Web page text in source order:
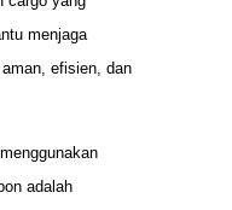
menjaga
efisien, dan
adalah